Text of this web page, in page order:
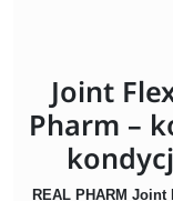
Joint
Pharm –
REAL PHARM Joint